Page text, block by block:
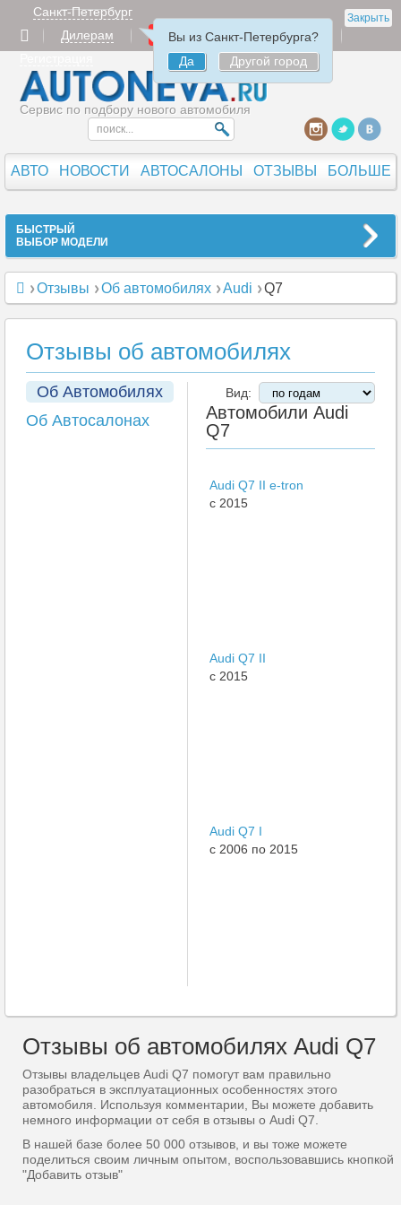
Закрыть
Санкт-Петербург
Вы из Санкт-Петербурга?
Да
Другой город
Дилерам Продать
Авторизация
Сервис по подбору нового автомобиля
АВТО НОВОСТИ АВТОСАЛОНЫ ОТЗЫВЫ БОЛЬШЕ
БЫСТРЫЙ
ВЫБОР МОДЕЛИ
Отзывы Об автомобилях Audi Q7
Отзывы об автомобилях
Об Автомобилях
Об Автосалонах
Вид:
Автомобили Audi
Q7
Audi Q7 II e-tron
c 2015
Audi Q7 II
c 2015
Audi Q7 I
c 2006 по 2015
Отзывы об автомобилях Audi Q7
Отзывы владельцев Audi Q7 помогут вам правильно
разобраться в эксплуатационных особенностях этого
автомобиля. Используя комментарии, Вы можете добавить
немного информации от себя в отзывы о Audi Q7.
В нашей базе более 50 000 отзывов, и вы тоже можете
поделиться своим личным опытом, воспользовавшись кнопкой
"Добавить отзыв"